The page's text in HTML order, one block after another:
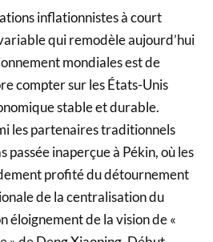
inflationnistes à court
qui remodèle aujourd’hui
mondiales est de
compter sur les États-Unis
stable et durable.
les partenaires traditionnels
passée inaperçue à Pékin, où les
profité du détournement
de la centralisation du
éloignement de la vision de «